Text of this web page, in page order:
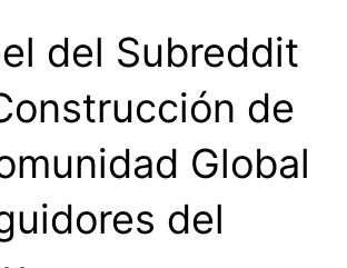
del Subreddit
de
Global
del